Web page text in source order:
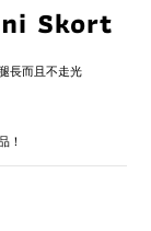
Skort
長而且不走光
！